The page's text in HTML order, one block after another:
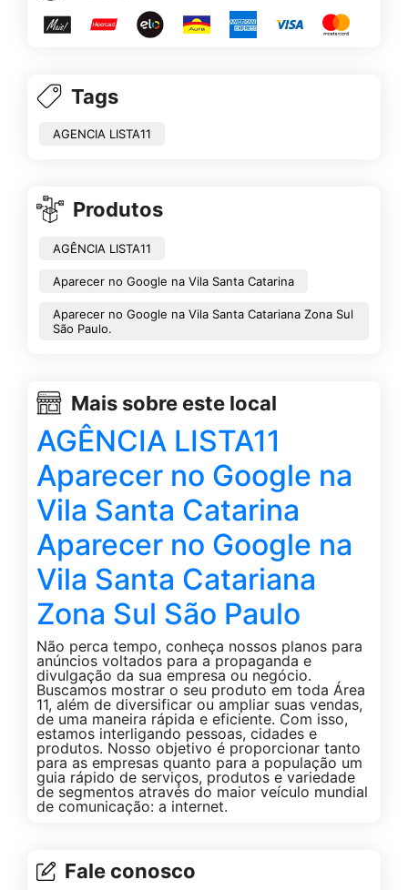
Tags
AGENCIA LISTA11
Produtos
AGÊNCIA LISTA11
Aparecer no Google na Vila Santa Catarina
Aparecer no Google na Vila Santa Catariana Zona Sul
São Paulo.
Mais sobre este local
AGÊNCIA LISTA11
Aparecer no Google na
Vila Santa Catarina
Aparecer no Google na
Vila Santa Catariana
Zona Sul São Paulo
Não perca tempo, conheça nossos planos para
anúncios voltados para a propaganda e
divulgação da sua empresa ou negócio.
Buscamos mostrar o seu produto em toda Área
11, além de diversificar ou ampliar suas vendas,
de uma maneira rápida e eficiente. Com isso,
estamos interligando pessoas, cidades e
produtos. Nosso objetivo é proporcionar tanto
para as empresas quanto para a população um
guia rápido de serviços, produtos e variedade
de segmentos através do maior veículo mundial
de comunicação: a internet.
Fale conosco